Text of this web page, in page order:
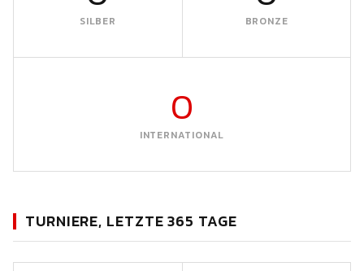
SILBER BRONZE
0
INTERNATIONAL
TURNIERE, LETZTE 365 TAGE